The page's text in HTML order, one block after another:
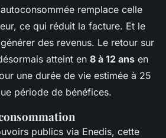
remplace celle
ce qui réduit la facture. Et le
des revenus. Le retour sur
atteint en 8 à 12 ans en
une durée de vie estimée à 25
période de bénéfices.
publics via Enedis, cette